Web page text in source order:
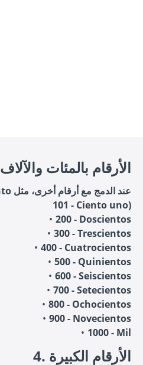
3. الأرقام بالمئات والآلاف
101 - Ciento uno)
200 - Doscientos
300 - Trescientos
400 - Cuatrocientos
500 - Quinientos
600 - Seiscientos
700 - Setecientos
800 - Ochocientos
900 - Novecientos
1000 - Mil
4. الأرقام الكبيرة